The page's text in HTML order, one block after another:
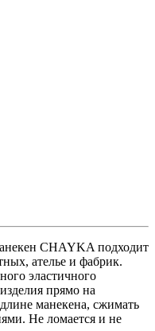
CHAYKA подходит
ателье и фабрик.
эластичного
прямо на
манекена, сжимать
Не ломается и не